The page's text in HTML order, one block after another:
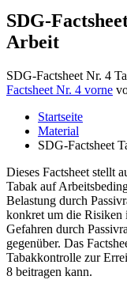
SDG-
Arbeit
SDG-Factsheet Nr. 4
Factsheet Nr. 4 vorne
Startseite
Material
SDG-Factsheet
Dieses Factsheet stellt
Tabak auf
Belastung durch
konkret um die Risiken
Gefahren durch
gegenüber. Das
Tabakkontrolle zur
8 beitragen kann.